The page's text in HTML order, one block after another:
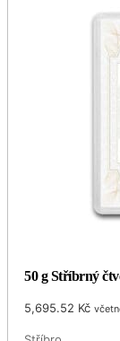
50 g Stříbrný
5,695.52 Kč